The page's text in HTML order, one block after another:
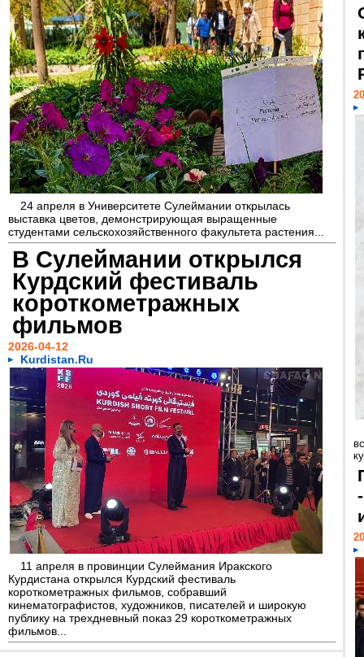
24 апреля в Университете Сулеймании открылась
выставка цветов, демонстрирующая выращенные
студентами сельскохозяйственного факультета растения...
В Сулеймании открылся
Курдский фестиваль
короткометражных
фильмов
2026-04-12
Kurdistan.Ru
11 апреля в провинции Сулеймания Иракского
Курдистана открылся Курдский фестиваль
короткометражных фильмов, собравший
кинематографистов, художников, писателей и широкую
публику на трехдневный показ 29 короткометражных
фильмов...